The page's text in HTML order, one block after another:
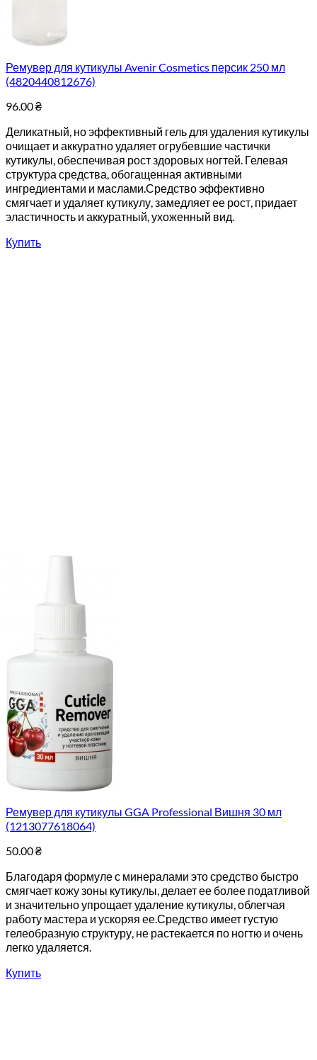
Ремувер для кутикулы Avenir Cosmetics персик 250 мл
(4820440812676)
96.00₴
Деликатный, но эффективный гель для удаления кутикулы
очищает и аккуратно удаляет огрубевшие частички
кутикулы, обеспечивая рост здоровых ногтей. Гелевая
структура средства, обогащенная активными
ингредиентами и маслами.Средство эффективно
смягчает и удаляет кутикулу, замедляет ее рост, придает
эластичность и аккуратный, ухоженный вид.
Купить
Ремувер для кутикулы GGA Professional Вишня 30 мл
(1213077618064)
50.00₴
Благодаря формуле с минералами это средство быстро
смягчает кожу зоны кутикулы, делает ее более податливой
и значительно упрощает удаление кутикулы, облегчая
работу мастера и ускоряя ее.Средство имеет густую
гелеобразную структуру, не растекается по ногтю и очень
легко удаляется.
Купить